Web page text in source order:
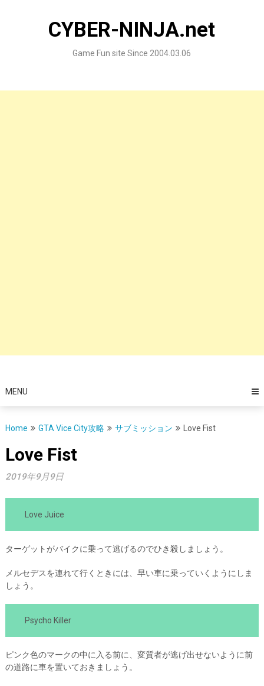
CYBER-NINJA.net
Game Fun site Since 2004.03.06
MENU
Home GTA Vice City攻略 サブミッション Love Fist
Love Fist
2019年9月9日
Love Juice
ターゲットがバイクに乗って逃げるのでひき殺しましょう。
メルセデスを連れて行くときには、早い車に乗っていくようにしま
しょう。
Psycho Killer
ピンク色のマークの中に入る前に、変質者が逃げ出せないように前
の道路に車を置いておきましょう。